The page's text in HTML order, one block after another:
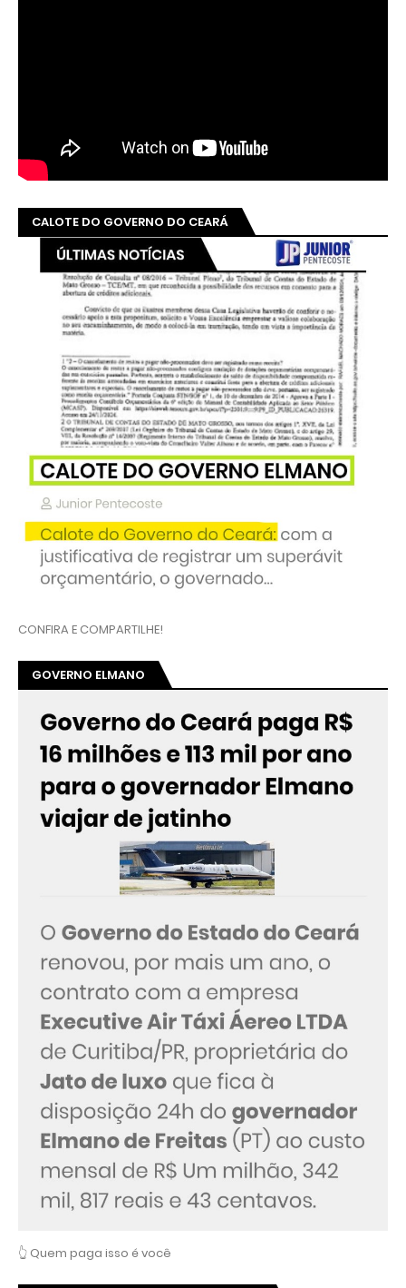
CALOTE DO GOVERNO DO CEARÁ
CONFIRA E COMPARTILHE!
GOVERNO ELMANO
👆 Quem paga isso é você